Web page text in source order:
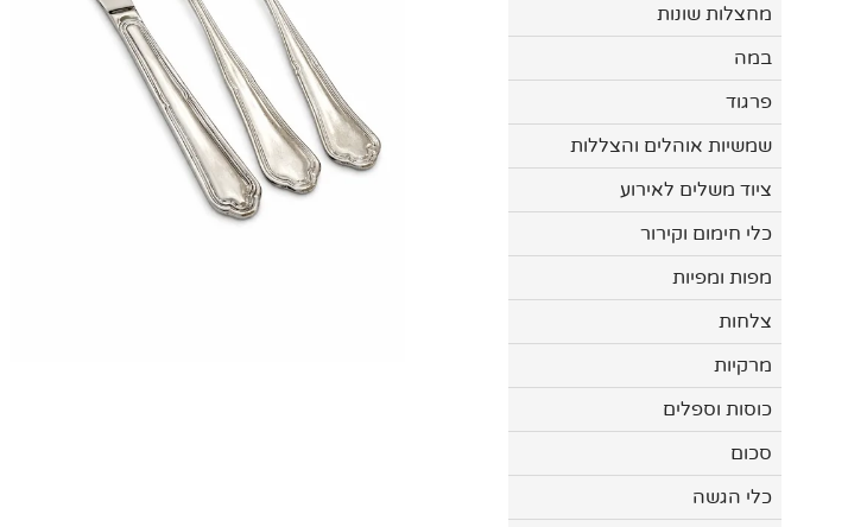
מחצלות שונות
במה
פרגוד
שמשיות אוהלים והצללות
ציוד משלים לאירוע
כלי חימום וקירור
מפות ומפיות
צלחות
מרקיות
כוסות וספלים
סכום
כלי הגשה